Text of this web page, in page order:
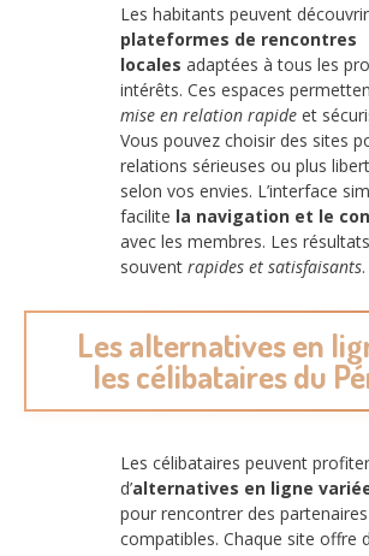
Les habitants peuvent découvrir
plateformes de rencontres
locales adaptées à tous les
intérêts. Ces espaces
mise en relation rapide et
Vous pouvez choisir des sites
relations sérieuses ou plus
selon vos envies. L’interface
facilite la navigation et le
avec les membres. Les
souvent rapides et satisfaisants.
Les alternatives en
les célibataires du
Les célibataires peuvent profiter
d’alternatives en ligne
pour rencontrer des partenaires
compatibles. Chaque site offre